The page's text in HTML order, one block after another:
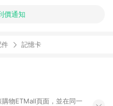
價通知
件 記憶卡
物ETMall頁面，並在同一